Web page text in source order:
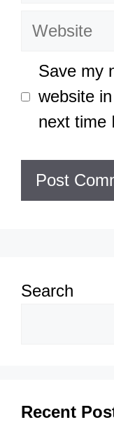
Website
Save my
website
next time
Search
Recent